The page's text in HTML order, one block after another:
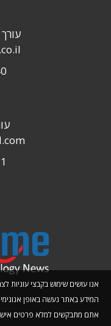
אנו עושים שימוש בקבצי עוגיות
המידע באתר נעשה באופן
אתם מתבקשים למלא פרטים